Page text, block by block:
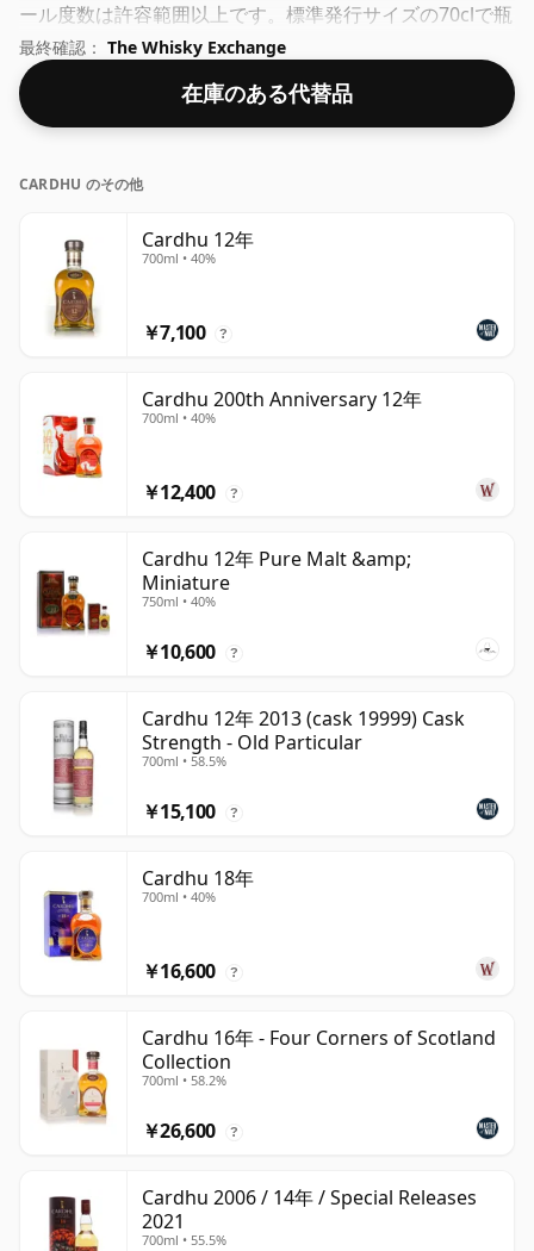
ール度数は許容範囲以上です。標準発行サイズの70clで瓶
詰めされています。
最終確認： The Whisky Exchange
在庫のある代替品
CARDHU のその他
Cardhu 12年
700ml • 40%
￥7,100 ?
Cardhu 200th Anniversary 12年
700ml • 40%
￥12,400 ?
Cardhu 12年 Pure Malt &amp;
Miniature
750ml • 40%
￥10,600 ?
Cardhu 12年 2013 (cask 19999) Cask
Strength - Old Particular
700ml • 58.5%
￥15,100 ?
Cardhu 18年
700ml • 40%
￥16,600 ?
Cardhu 16年 - Four Corners of Scotland
Collection
700ml • 58.2%
￥26,600 ?
Cardhu 2006 / 14年 / Special Releases
2021
700ml • 55.5%